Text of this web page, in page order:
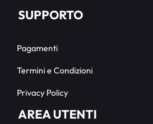
SUPPORTO
Pagamenti
Termini e Condizioni
Privacy Policy
AREA UTENTI